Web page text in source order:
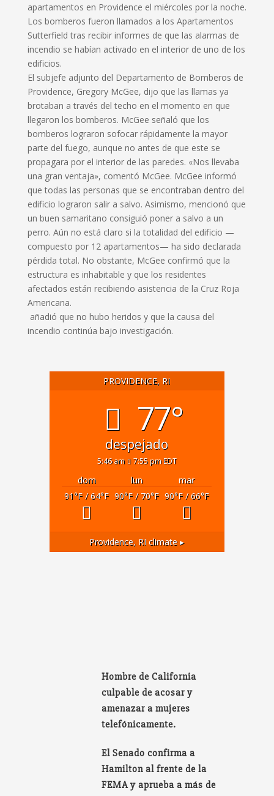
apartamentos en Providence el miércoles por la noche.
Los bomberos fueron llamados a los Apartamentos
Sutterfield tras recibir informes de que las alarmas de
incendio se habían activado en el interior de uno de los
edificios.
El subjefe adjunto del Departamento de Bomberos de
Providence, Gregory McGee, dijo que las llamas ya
brotaban a través del techo en el momento en que
llegaron los bomberos. McGee señaló que los
bomberos lograron sofocar rápidamente la mayor
parte del fuego, aunque no antes de que este se
propagara por el interior de las paredes. «Nos llevaba
una gran ventaja», comentó McGee. McGee informó
que todas las personas que se encontraban dentro del
edificio lograron salir a salvo. Asimismo, mencionó que
un buen samaritano consiguió poner a salvo a un
perro. Aún no está claro si la totalidad del edificio —
compuesto por 12 apartamentos— ha sido declarada
pérdida total. No obstante, McGee confirmó que la
estructura es inhabitable y que los residentes
afectados están recibiendo asistencia de la Cruz Roja
Americana.
añadió que no hubo heridos y que la causa del
incendio continúa bajo investigación.
PROVIDENCE, RI
77°
despejado
5:46 am 7:55 pm EDT
dom lun
mar
91°F/ 64°F 90°F/ 70°F 90°F/ 66°F
Providence, RI climate ▸
Hombre de California
culpable de acosar y
amenazar a mujeres
telefónicamente.
El Senado confirma a
Hamilton al frente de la
FEMA y aprueba a más de